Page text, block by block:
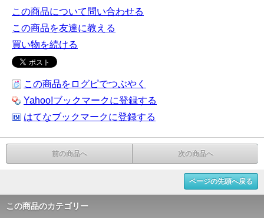
この商品について問い合わせる
この商品を友達に教える
買い物を続ける
この商品をログピでつぶやく
Yahoo!ブックマークに登録する
はてなブックマークに登録する
前の商品へ 次の商品へ
ページの先頭へ戻る
この商品のカテゴリー